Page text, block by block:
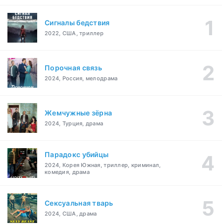
Сигналы бедствия
2022, США, триллер
Порочная связь
2024, Россия, мелодрама
Жемчужные зёрна
2024, Турция, драма
Парадокс убийцы
2024, Корея Южная, триллер, криминал,
комедия, драма
Сексуальная тварь
2024, США, драма